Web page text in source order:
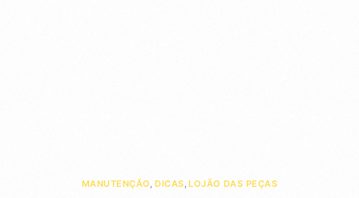
MANUTENÇÃO,DICAS,LOJÃO DAS PEÇAS